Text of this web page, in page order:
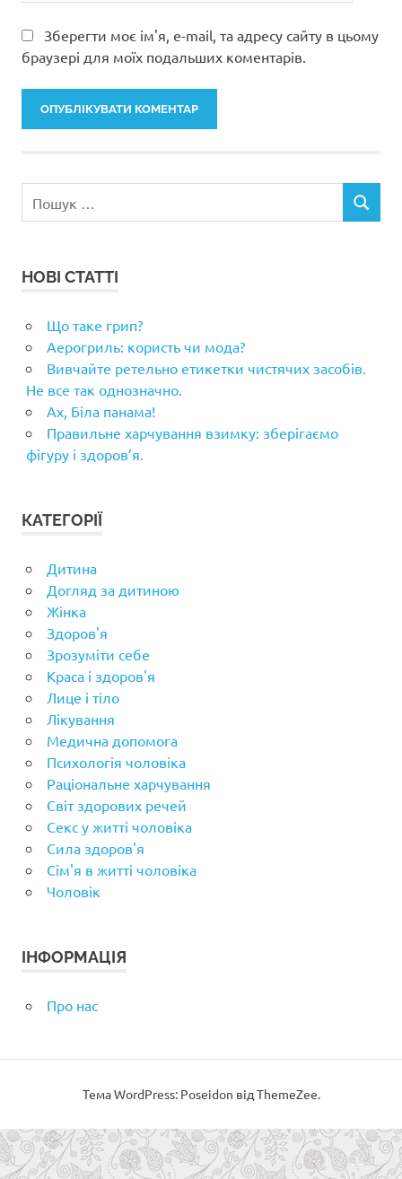
Зберегти моє ім'я, e-mail, та адресу сайту в цьому
браузері для моїх подальших коментарів.
ПОШУК
НОВІ СТАТТІ
Що таке грип?
Аерогриль: користь чи мода?
Вивчайте ретельно етикетки чистячих засобів.
Не все так однозначно.
Ах, Біла панама!
Правильне харчування взимку: зберігаємо
фігуру і здоров’я.
КАТЕГОРІЇ
Дитина
Догляд за дитиною
Жінка
Здоров'я
Зрозуміти себе
Краса і здоров'я
Лице і тіло
Лікування
Медична допомога
Психологія чоловіка
Раціональне харчування
Світ здорових речей
Секс у житті чоловіка
Сила здоров'я
Сім'я в житті чоловіка
Чоловік
ІНФОРМАЦІЯ
Про нас
Тема WordPress: Poseidon від ThemeZee.